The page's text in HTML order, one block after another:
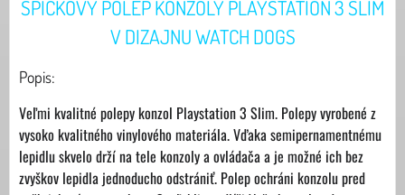
ŠPIČKOVÝ POLEP KONZOLY PLAYSTATION 3 SLIM
V DIZAJNU WATCH DOGS
Popis:
Veľmi kvalitné polepy konzol Playstation 3 Slim. Polepy vyrobené z
vysoko kvalitného vinylového materiála. Vďaka semipernamentnému
lepidlu skvelo drží na tele konzoly a ovládača a je možné ich bez
zvyškov lepidla jednoducho odstrániť. Polep ochráni konzolu pred